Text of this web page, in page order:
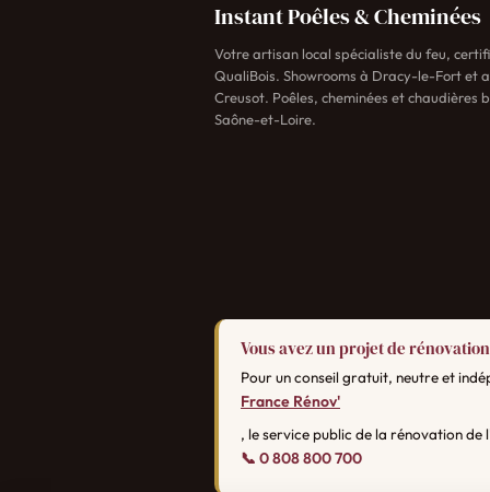
Instant Poêles & Cheminées
Votre artisan local spécialiste du feu,
QualiBois. Showrooms à Dracy-le-Fort et
Creusot. Poêles, cheminées et chaudières
Saône-et-Loire.
Vous avez un projet de
Pour un conseil gratuit, neutre et
France Rénov'
, le service public de la rénovation de
📞 0 808 800 700